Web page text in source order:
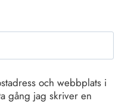
och webbplats i
gång jag skriver en